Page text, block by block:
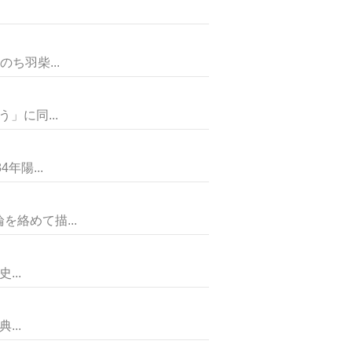
ち羽柴...
」に同...
陽...
絡めて描...
...
...